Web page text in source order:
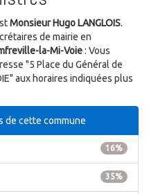
Monsieur Hugo LANGLOIS.
de mairie en
la-Mi-Voie: Vous
"5 Place du Général de
aux horaires indiquées plus
de cette commune
16%
35%